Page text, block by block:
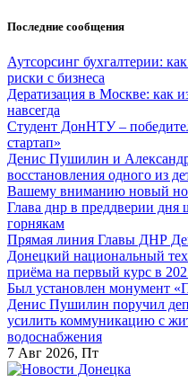
Перейти
содержанию
Последние сообщения
Аутсорсинг бухгалтерии:
риски с бизнеса
Дератизация в Москве: как
навсегда
Студент ДонНТУ –
стартап»
Денис Пушилин и
восстановления одного из
Вашему вниманию новый
Глава днр в преддверии дня
горнякам
Прямая линия Главы ДНР
Донецкий национальный
приёма на первый курс в
Был установлен монумент
Денис Пушилин поручил
усилить коммуникацию с
водоснабжения
7 Авг 2026, Пт